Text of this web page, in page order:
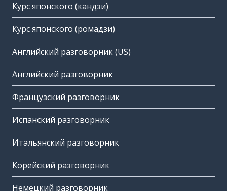
Курс японского (кандзи)
Курс японского (ромадзи)
Английский разговорник (US)
Английский разговорник
Французский разговорник
Испанский разговорник
Итальянский разговорник
Корейский разговорник
Немецкий разговорник